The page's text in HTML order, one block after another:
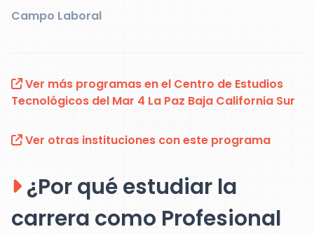
Campo Laboral
Ver más programas en el Centro de Estudios
Tecnológicos del Mar 4 La Paz Baja California Sur
Ver otras instituciones con este programa
¿Por qué estudiar la
carrera como Profesional